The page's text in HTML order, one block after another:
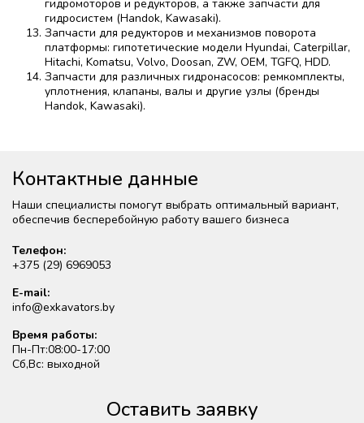
гидромоторов и редукторов, а также запчасти для
гидросистем (Handok, Kawasaki).
Запчасти для редукторов и механизмов поворота
платформы: гипотетические модели Hyundai, Caterpillar,
Hitachi, Komatsu, Volvo, Doosan, ZW, OEM, TGFQ, HDD.
Запчасти для различных гидронасосов: ремкомплекты,
уплотнения, клапаны, валы и другие узлы (бренды
Handok, Kawasaki).
Контактные данные
Наши специалисты помогут выбрать оптимальный вариант,
обеспечив бесперебойную работу вашего бизнеса
Телефон:
+375 (29) 6969053
E-mail:
info@exkavators.by
Время работы:
Пн-Пт:08:00-17:00
Сб,Вс: выходной
Оставить заявку